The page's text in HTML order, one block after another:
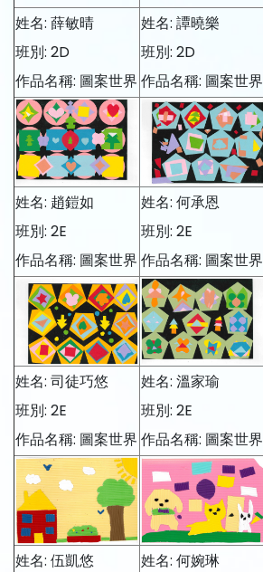
姓名: 薛敏晴
班別: 2D
作品名稱: 圖案世界
姓名: 譚曉樂
班別: 2D
作品名稱: 圖案世界
姓名: 趙鎧如
班別: 2E
作品名稱: 圖案世界
姓名: 何承恩
班別: 2E
作品名稱: 圖案世界
姓名: 司徒巧悠
班別: 2E
作品名稱: 圖案世界
姓名: 溫家瑜
班別: 2E
作品名稱: 圖案世界
姓名: 伍凱悠
姓名: 何婉琳